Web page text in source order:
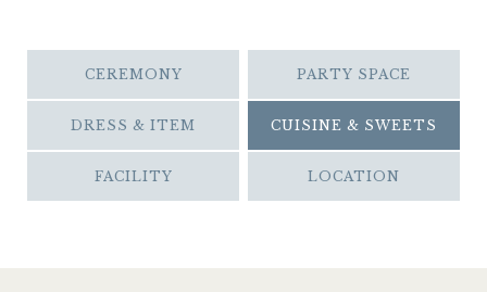
CEREMONY PARTY SPACE
DRESS & ITEM CUISINE & SWEETS
FACILITY LOCATION